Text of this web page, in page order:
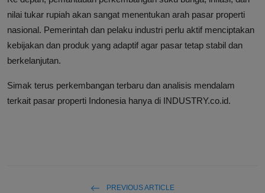
nilai tukar rupiah akan sangat menentukan arah pasar properti
nasional. Pemerintah dan pelaku industri perlu aktif menciptakan
kebijakan dan produk yang adaptif agar pasar tetap stabil dan
berkelanjutan.
Simak terus perkembangan terbaru dan analisis mendalam
terkait pasar properti Indonesia hanya di INDUSTRY.co.id.
PREVIOUS ARTICLE